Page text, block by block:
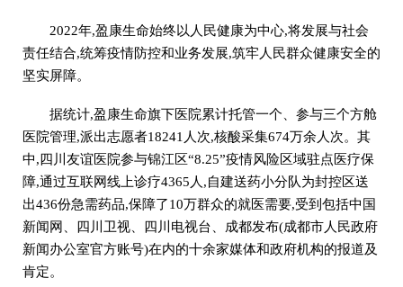
2022年,盈康生命始终以人民健康为中心,将发展与社会
责任结合,统筹疫情防控和业务发展,筑牢人民群众健康安全的
坚实屏障。
据统计,盈康生命旗下医院累计托管一个、参与三个方舱
医院管理,派出志愿者18241人次,核酸采集674万余人次。其
中,四川友谊医院参与锦江区“8.25”疫情风险区域驻点医疗保
障,通过互联网线上诊疗4365人,自建送药小分队为封控区送
出436份急需药品,保障了10万群众的就医需要,受到包括中国
新闻网、四川卫视、四川电视台、成都发布(成都市人民政府
新闻办公室官方账号)在内的十余家媒体和政府机构的报道及
肯定。